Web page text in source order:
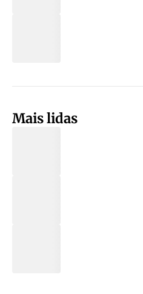
Mais lidas